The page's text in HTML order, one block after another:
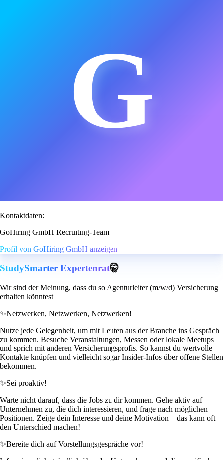
G
Kontaktdaten:
GoHiring GmbH Recruiting-Team
Profil von GoHiring GmbH anzeigen
StudySmarter Expertenrat🤫
Wir sind der Meinung, dass du so Agenturleiter (m/w/d) Versicherung
erhalten könntest
✨Netzwerken, Netzwerken, Netzwerken!
Nutze jede Gelegenheit, um mit Leuten aus der Branche ins Gespräch
zu kommen. Besuche Veranstaltungen, Messen oder lokale Meetups
und sprich mit anderen Versicherungsprofis. So kannst du wertvolle
Kontakte knüpfen und vielleicht sogar Insider-Infos über offene Stellen
bekommen.
✨Sei proaktiv!
Warte nicht darauf, dass die Jobs zu dir kommen. Gehe aktiv auf
Unternehmen zu, die dich interessieren, und frage nach möglichen
Positionen. Zeige dein Interesse und deine Motivation – das kann oft
den Unterschied machen!
✨Bereite dich auf Vorstellungsgespräche vor!